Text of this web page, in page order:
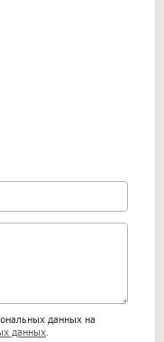
данных на
данных.